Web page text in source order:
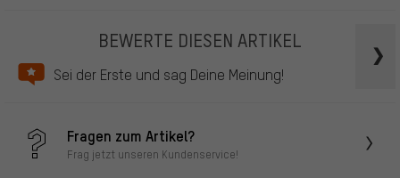
BEWERTE DIESEN ARTIKEL
Sei der Erste und sag Deine Meinung!
Fragen zum Artikel?
Frag jetzt unseren Kundenservice!